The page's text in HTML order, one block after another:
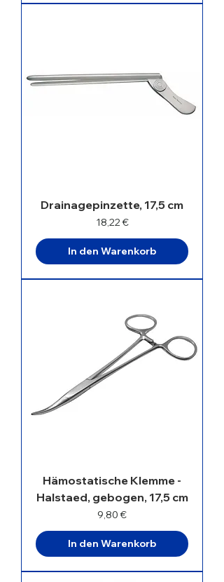
Drainagepinzette, 17,5 cm
Preis
18,22 €
In den Warenkorb
Hämostatische Klemme -
Halstaed, gebogen, 17,5 cm
Preis
9,80 €
In den Warenkorb